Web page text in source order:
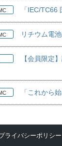
「IEC/TC66
リチウム電
【会員限定
「これから
ライバシーポリシー